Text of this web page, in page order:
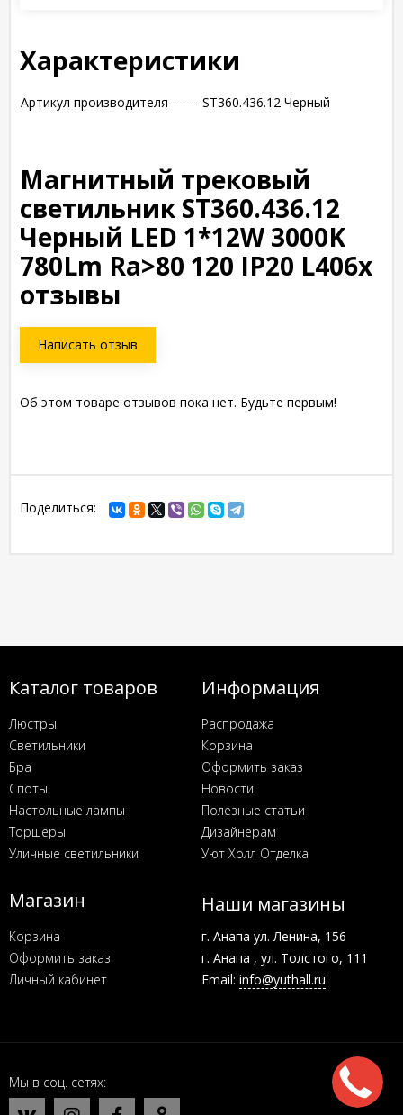
Характеристики
Артикул производителя ST360.436.12 Черный
Магнитный трековый
светильник ST360.436.12
Черный LED 1*12W 3000K
780Lm Ra>80 120 IP20 L406x
отзывы
Написать отзыв
Об этом товаре отзывов пока нет. Будьте первым!
Поделиться:
Каталог товаров
Люстры
Светильники
Бра
Споты
Настольные лампы
Торшеры
Уличные светильники
Информация
Распродажа
Корзина
Оформить заказ
Новости
Полезные статьи
Дизайнерам
Уют Холл Отделка
Магазин
Корзина
Оформить заказ
Личный кабинет
Наши магазины
г. Анапа ул. Ленина, 156
г. Анапа , ул. Толстого, 111
Email: info@yuthall.ru
Мы в соц. сетях